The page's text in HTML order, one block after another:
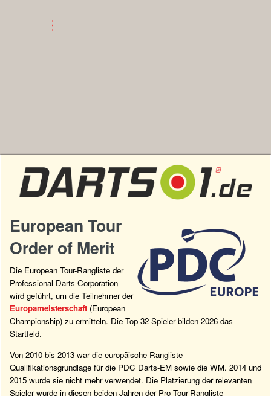
European Tour
Order of Merit
Die European Tour-Rangliste der
Professional Darts Corporation
wird geführt, um die Teilnehmer der
Europameisterschaft (European
Championship) zu ermitteln. Die Top 32 Spieler bilden 2026 das
Startfeld.
Von 2010 bis 2013 war die europäische Rangliste
Qualifikationsgrundlage für die PDC Darts-EM sowie die WM. 2014 und
2015 wurde sie nicht mehr verwendet. Die Platzierung der relevanten
Spieler wurde in diesen beiden Jahren der Pro Tour-Rangliste